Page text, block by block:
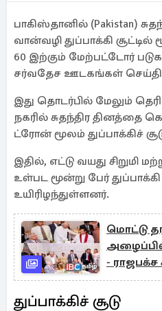
பாகிஸ்தானில் (Pakistan)
வான்வழி துப்பாக்கி சூட்டில்
60 இற்கும் மேற்பட்டோர்
சர்வதேச ஊடகங்கள் செய்தி
இது தொடர்பில் மேலும்
நகரில் சுதந்திர தினத்தை
ட்ரோன் மூலம் துப்பாக்கிச்
இதில், எட்டு வயது சிறுமி
உள்பட மூன்று பேர்
உயிரிழந்துள்ளனர்.
மொட்டு
- ராஜபக்ச
துப்பாக்கிச் சூடு